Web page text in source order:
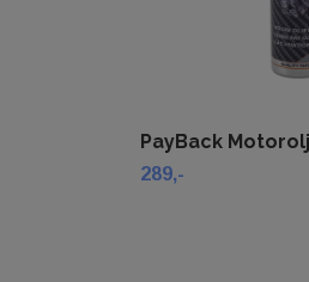
PayBack
289,-